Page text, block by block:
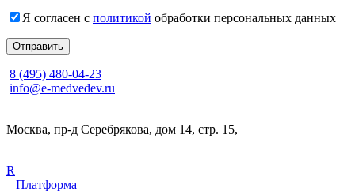
Я согласен c политикой обработки персональных данных
8 (495) 480-04-23
info@e-medvedev.ru
Москва, пр-д Серебрякова, дом 14, стр. 15,
R
Платформа